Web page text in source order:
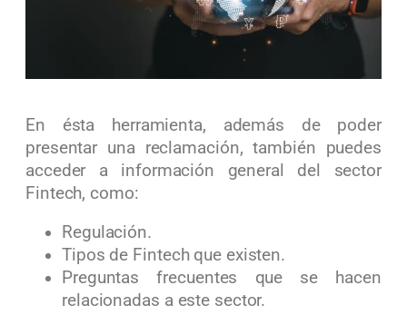
En ésta herramienta, además de poder
presentar una reclamación, también puedes
acceder a información general del sector
Fintech, como:
Regulación.
Tipos de Fintech que existen.
Preguntas frecuentes que se hacen
relacionadas a este sector.